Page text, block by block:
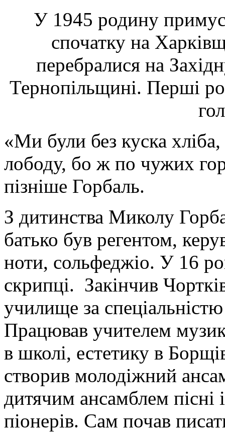
У 1945 родину
спочатку на
перебралися на
Тернопільщині. Перші
«Ми були без куска
лободу, бо ж по чужих
пізніше Горбаль.
З дитинства Миколу
батько був регентом,
ноти, сольфеджіо. У 16
скрипці. Закінчив
училище за
Працював учителем
в школі, естетику в
створив молодіжний
дитячим ансамблем
піонерів. Сам почав